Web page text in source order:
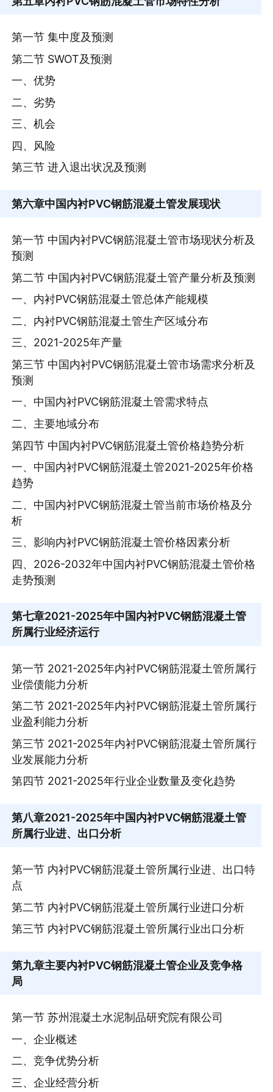
第一节 集中度及预测
第二节 SWOT及预测
一、优势
二、劣势
三、机会
四、风险
第三节 进入退出状况及预测
第六章中国内衬PVC钢筋混凝土管发展现状
第一节 中国内衬PVC钢筋混凝土管市场现状分析及
预测
第二节 中国内衬PVC钢筋混凝土管产量分析及预测
一、内衬PVC钢筋混凝土管总体产能规模
二、内衬PVC钢筋混凝土管生产区域分布
三、2021-2025年产量
第三节 中国内衬PVC钢筋混凝土管市场需求分析及
预测
一、中国内衬PVC钢筋混凝土管需求特点
二、主要地域分布
第四节 中国内衬PVC钢筋混凝土管价格趋势分析
一、中国内衬PVC钢筋混凝土管2021-2025年价格
趋势
二、中国内衬PVC钢筋混凝土管当前市场价格及分
析
三、影响内衬PVC钢筋混凝土管价格因素分析
四、2026-2032年中国内衬PVC钢筋混凝土管价格
走势预测
第七章2021-2025年中国内衬PVC钢筋混凝土管
所属行业经济运行
第一节 2021-2025年内衬PVC钢筋混凝土管所属行
业偿债能力分析
第二节 2021-2025年内衬PVC钢筋混凝土管所属行
业盈利能力分析
第三节 2021-2025年内衬PVC钢筋混凝土管所属行
业发展能力分析
第四节 2021-2025年行业企业数量及变化趋势
第八章2021-2025年中国内衬PVC钢筋混凝土管
所属行业进、出口分析
第一节 内衬PVC钢筋混凝土管所属行业进、出口特
点
第二节 内衬PVC钢筋混凝土管所属行业进口分析
第三节 内衬PVC钢筋混凝土管所属行业出口分析
第九章主要内衬PVC钢筋混凝土管企业及竞争格
局
第一节 苏州混凝土水泥制品研究院有限公司
一、企业概述
二、竞争优势分析
三、企业经营分析